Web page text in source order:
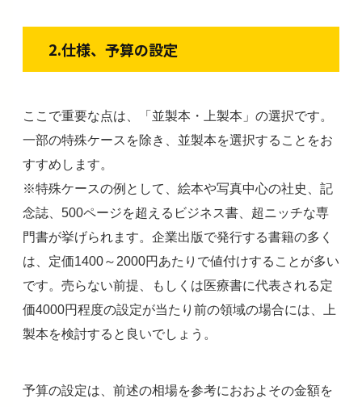
2.仕様、予算の設定
ここで重要な点は、「並製本・上製本」の選択です。
一部の特殊ケースを除き、並製本を選択することをお
すすめします。
※特殊ケースの例として、絵本や写真中心の社史、記
念誌、500ページを超えるビジネス書、超ニッチな専
門書が挙げられます。企業出版で発行する書籍の多く
は、定価1400～2000円あたりで値付けすることが多い
です。売らない前提、もしくは医療書に代表される定
価4000円程度の設定が当たり前の領域の場合には、上
製本を検討すると良いでしょう。
予算の設定は、前述の相場を参考におおよその金額を